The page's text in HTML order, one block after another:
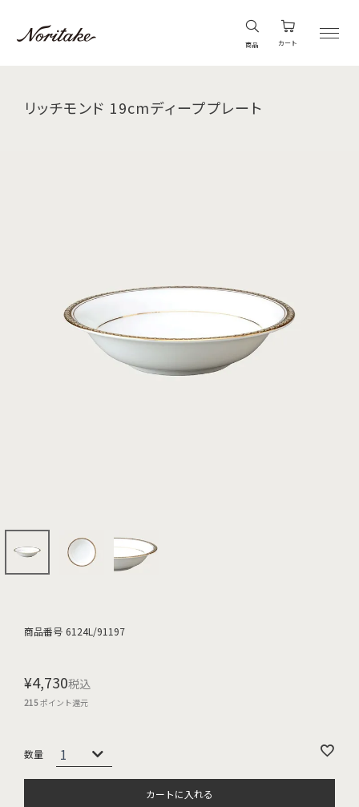
商品 カート
リッチモンド 19cmディーププレート
商品番号 6124L/91197
¥4,730税込
215ポイント還元
カートに入れる